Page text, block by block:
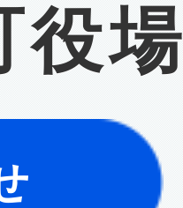
役場